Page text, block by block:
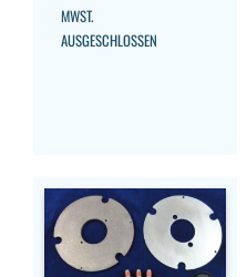
MWST.
AUSGESCHLOSSEN